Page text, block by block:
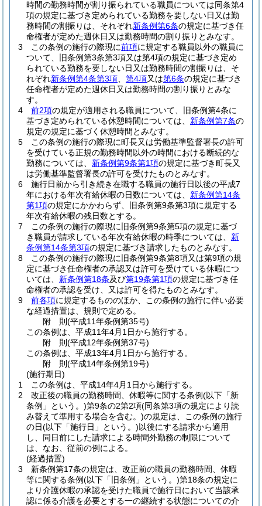
時間の勤務時間が割り振られている職員については同条第4
項の規定に基づき定められている勤務を要しない日又は勤
務時間の割振りは、それぞれ新条例第6条の規定に基づき任
命権者が定めた週休日又は勤務時間の割り振りとみなす。
3
この条例の施行の際現に前項に規定する職員以外の職員に
ついて、旧条例第3条第3項又は第4項の規定に基づき定め
られている勤務を要しない日又は勤務時間の割振りは、そ
れぞれ新条例第4条第3項 第4項又は第6条の規定に基づき
任命権者が定めた週休日又は勤務時間の割り振りとみな
す。
4
前2項の規定が適用される職員について、旧条例第4条に
基づき定められている休憩時間については、 新条例第7条の
規定の規定に基づく休憩時間とみなす。
5
この条例の施行の際現に町長又は労働基準監督署長の許可
を受けている正規の勤務時間以外の時間における断続的な
勤務については、 新条例第9条第1項の規定に基づき町長又
は労働基準監督署長の許可を受けたものとみなす。
6
施行日前から引き続き在職する職員の施行日以後の平成7
年における年次有給休暇の日数については、 新条例第14条
第1項の規定にかかわらず、旧条例第9条第3項に規定する
年次有給休暇の残日数とする。
7
この条例の施行の際現に旧条例第9条第5項の規定に基づ
き職員が請求している年次有給休暇の時季については、 新
条例第14条第3項の規定に基づき請求したものとみなす。
8
この条例の施行の際現に旧条例第9条第8項又は第9項の規
定に基づき任命権者の承認又は許可を受けている休暇につ
いては、 新条例第18条及び第19条第1項の規定に基づき任
命権者の承認を受け、又は許可を得たものとみなす。
9
前各項に規定するもののほか、この条例の施行に伴い必要
な経過措置は、規則で定める。
附 則(平成11年条例第35号)
この条例は、平成11年4月1日から施行する。
附 則(平成12年条例第37号)
この条例は、平成13年4月1日から施行する。
附 則(平成14年条例第19号)
(施行期日)
1
この条例は、平成14年4月1日から施行する。
2
改正後の職員の勤務時間、休暇等に関する条例(以下「新
条例」という。)第9条の2第2項(同条第3項の規定により読
み替えて準用する場合を含む。)の規定は、この条例の施行
の日(以下「施行日」という。)以後にする請求から適用
し、同日前にした請求による時間外勤務の制限について
は、なお、従前の例による。
(経過措置)
3
新条例第17条の規定は、改正前の職員の勤務時間、休暇
等に関する条例(以下「旧条例」という。)第18条の規定に
より介護休暇の承認を受けた職員で施行日において当該承
認に係る介護を必要とする一の継続する状態についての介